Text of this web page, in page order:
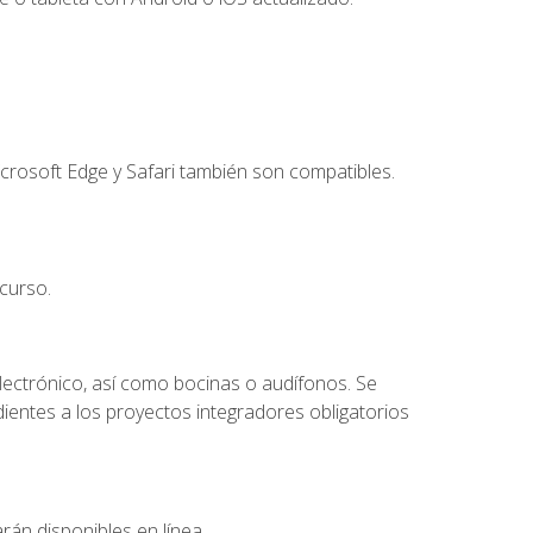
Edge y Safari también son compatibles.
así como bocinas o audífonos. Se
a los proyectos integradores obligatorios